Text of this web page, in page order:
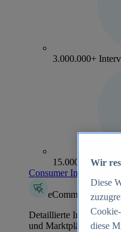
3.000.000+
15.000+ Marken
Consumer Insights
eCommerce
Detaillierte
und Marktplätzen
Wir
Diese
diese